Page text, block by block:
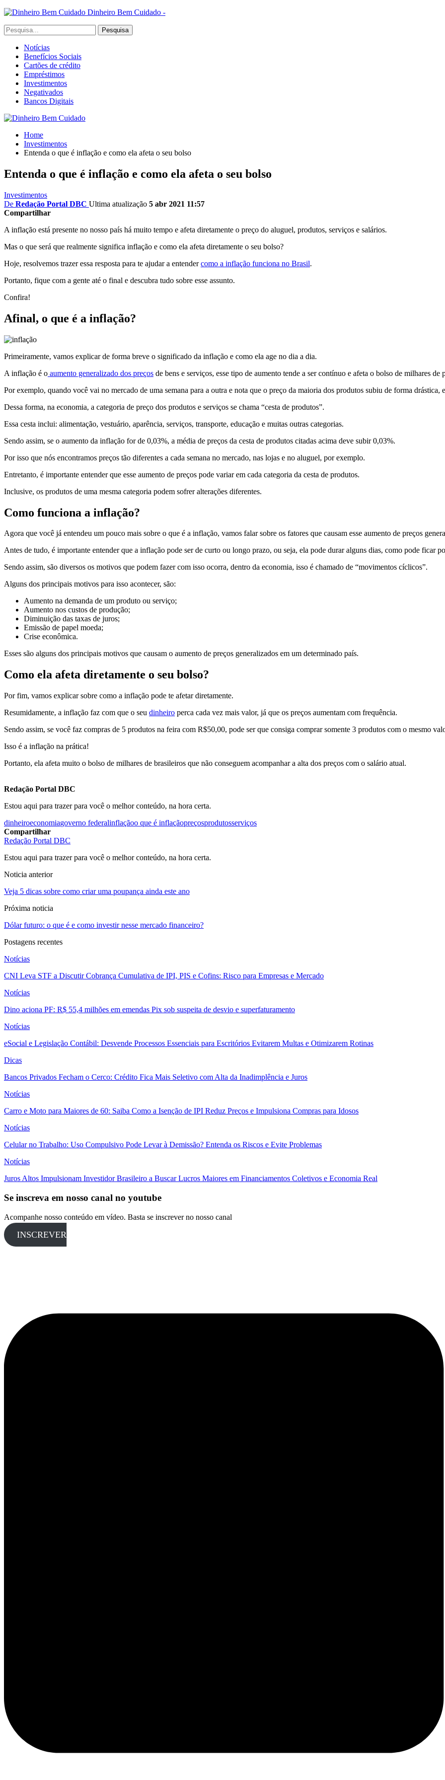
Dinheiro Bem Cuidado -
Notícias
Benefícios Sociais
Cartões de crédito
Empréstimos
Investimentos
Negativados
Bancos Digitais
Home
Investimentos
Entenda o que é inflação e como ela afeta o seu bolso
Entenda o que é inflação e como ela afeta o seu bolso
Investimentos
De Redação Portal DBC Ultima atualização 5 abr 2021 11:57
Compartilhar
A inflação está presente no nosso país há muito tempo e afeta diretamente o preço do aluguel, produtos, serviços e salários.
Mas o que será que realmente significa inflação e como ela afeta diretamente o seu bolso?
Hoje, resolvemos trazer essa resposta para te ajudar a entendercomo a inflação funciona no Brasil.
Portanto, fique com a gente até o final e descubra tudo sobre esse assunto.
Confira!
Afinal, o que é a inflação?
Primeiramente, vamos explicar de forma breve o significado da inflação e como ela age no dia a dia.
A inflação é o aumento generalizado dos preços de bens e serviços, esse tipo de aumento tende a ser contínuo e afeta o bolso de milhares de
Por exemplo, quando você vai no mercado de uma semana para a outra e nota que o preço da maioria dos produtos subiu de forma drástica,
Dessa forma, na economia, a categoria de preço dos produtos e serviços se chama “cesta de produtos”.
Essa cesta inclui: alimentação, vestuário, aparência, serviços, transporte, educação e muitas outras categorias.
Sendo assim, se o aumento da inflação for de 0,03%, a média de preços da cesta de produtos citadas acima deve subir 0,03%.
Por isso que nós encontramos preços tão diferentes a cada semana no mercado, nas lojas e no aluguel, por exemplo.
Entretanto, é importante entender que esse aumento de preços pode variar em cada categoria da cesta de produtos.
Inclusive, os produtos de uma mesma categoria podem sofrer alterações diferentes.
Como funciona a inflação?
Agora que você já entendeu um pouco mais sobre o que é a inflação, vamos falar sobre os fatores que causam esse aumento de preços
Antes de tudo, é importante entender que a inflação pode ser de curto ou longo prazo, ou seja, ela pode durar alguns dias, como pode ficar
Sendo assim, são diversos os motivos que podem fazer com isso ocorra, dentro da economia, isso é chamado de “movimentos cíclicos”.
Alguns dos principais motivos para isso acontecer, são:
Aumento na demanda de um produto ou serviço;
Aumento nos custos de produção;
Diminuição das taxas de juros;
Emissão de papel moeda;
Crise econômica.
Esses são alguns dos principais motivos que causam o aumento de preços generalizados em um determinado país.
Como ela afeta diretamente o seu bolso?
Por fim, vamos explicar sobre como a inflação pode te afetar diretamente.
Resumidamente, a inflação faz com que o seu dinheiro perca cada vez mais valor, já que os preços aumentam com frequência.
Sendo assim, se você faz compras de 5 produtos na feira com R$50,00, pode ser que consiga comprar somente 3 produtos com o mesmo
Isso é a inflação na prática!
Portanto, ela afeta muito o bolso de milhares de brasileiros que não conseguem acompanhar a alta dos preços com o salário atual.
Redação Portal DBC
Estou aqui para trazer para você o melhor conteúdo, na hora certa.
dinheiroeconomiagoverno federalinflaçãoo que é inflaçãopreçosprodutosserviços
Compartilhar
Redação Portal DBC
Estou aqui para trazer para você o melhor conteúdo, na hora certa.
Noticia anterior
Veja 5 dicas sobre como criar uma poupança ainda este ano
Próxima noticia
Dólar futuro: o que é e como investir nesse mercado financeiro?
Postagens recentes
Notícias
CNI Leva STF a Discutir Cobrança Cumulativa de IPI, PIS e Cofins: Risco para Empresas e Mercado
Notícias
Dino aciona PF: R$ 55,4 milhões em emendas Pix sob suspeita de desvio e superfaturamento
Notícias
eSocial e Legislação Contábil: Desvende Processos Essenciais para Escritórios Evitarem Multas e Otimizarem Rotinas
Dicas
Bancos Privados Fecham o Cerco: Crédito Fica Mais Seletivo com Alta da Inadimplência e Juros
Notícias
Carro e Moto para Maiores de 60: Saiba Como a Isenção de IPI Reduz Preços e Impulsiona Compras para Idosos
Notícias
Celular no Trabalho: Uso Compulsivo Pode Levar à Demissão? Entenda os Riscos e Evite Problemas
Notícias
Juros Altos Impulsionam Investidor Brasileiro a Buscar Lucros Maiores em Financiamentos Coletivos e Economia Real
Se inscreva em nosso canal no youtube
Acompanhe nosso conteúdo em vídeo. Basta se inscrever no nosso canal
INSCREVER